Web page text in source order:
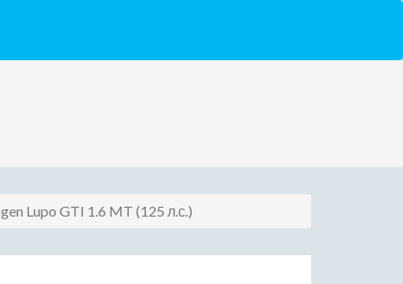
Lupo GTI 1.6 MT (125 л.с.)